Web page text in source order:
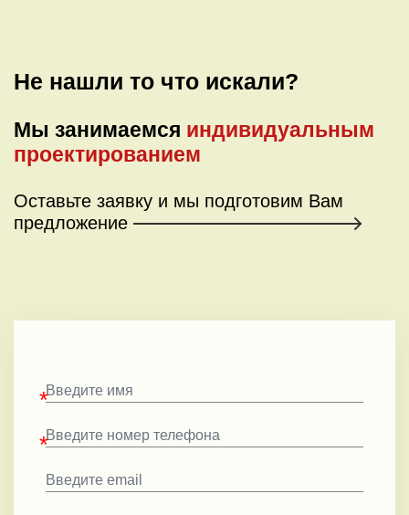
Не нашли то что искали?
Мы занимаемся индивидуальным
проектированием
Оставьте заявку и мы подготовим Вам
предложение